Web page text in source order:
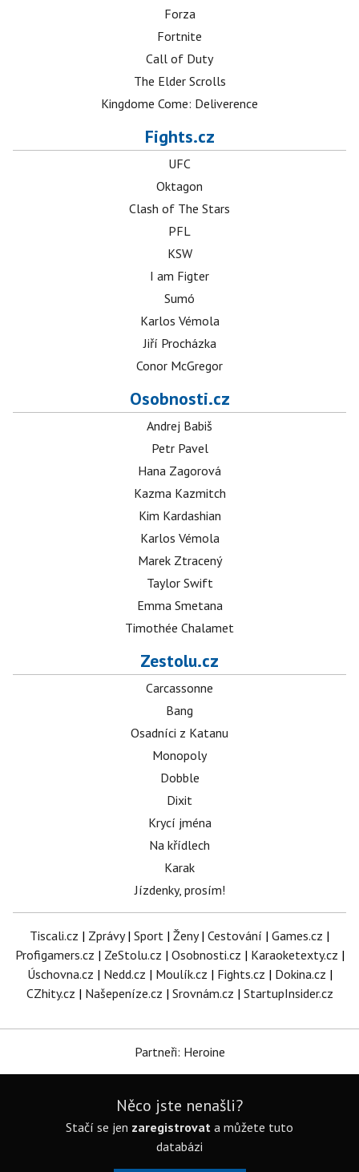
Forza
Fortnite
Call of Duty
The Elder Scrolls
Kingdome Come: Deliverence
Fights.cz
UFC
Oktagon
Clash of The Stars
PFL
KSW
I am Figter
Sumó
Karlos Vémola
Jiří Procházka
Conor McGregor
Osobnosti.cz
Andrej Babiš
Petr Pavel
Hana Zagorová
Kazma Kazmitch
Kim Kardashian
Karlos Vémola
Marek Ztracený
Taylor Swift
Emma Smetana
Timothée Chalamet
Zestolu.cz
Carcassonne
Bang
Osadníci z Katanu
Monopoly
Dobble
Dixit
Krycí jména
Na křídlech
Karak
Jízdenky, prosím!
Tiscali.cz | Zprávy| Sport | Ženy| Cestování | Games.cz |
Profigamers.cz | ZeStolu.cz | Osobnosti.cz | Karaoketexty.cz |
Úschovna.cz | Nedd.cz | Moulík.cz | Fights.cz | Dokina.cz |
CZhity.cz | Našepeníze.cz | Srovnám.cz | StartupInsider.cz
Partneři: Heroine
Něco jste nenašli?
Stačí se jen zaregistrovat a můžete tuto
databázi